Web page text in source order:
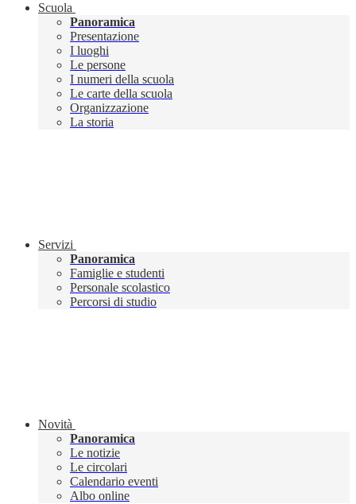
Scuola
Panoramica
Presentazione
I luoghi
Le persone
I numeri della scuola
Le carte della scuola
Organizzazione
La storia
Servizi
Panoramica
Famiglie e studenti
Personale scolastico
Percorsi di studio
Novità
Panoramica
Le notizie
Le circolari
Calendario eventi
Albo online